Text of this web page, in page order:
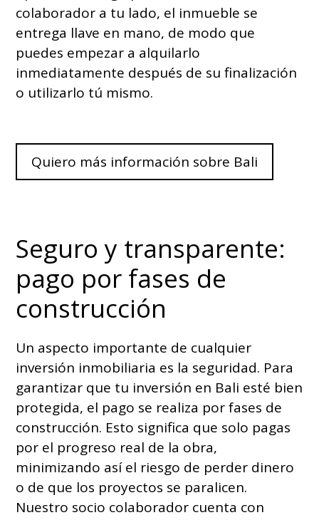
colaborador a tu lado, el inmueble se
entrega llave en mano, de modo que
puedes empezar a alquilarlo
inmediatamente después de su finalización
o utilizarlo tú mismo.
Quiero más información sobre Bali
Seguro y transparente:
pago por fases de
construcción
Un aspecto importante de cualquier
inversión inmobiliaria es la seguridad. Para
garantizar que tu inversión en Bali esté bien
protegida, el pago se realiza por fases de
construcción. Esto significa que solo pagas
por el progreso real de la obra,
minimizando así el riesgo de perder dinero
o de que los proyectos se paralicen.
Nuestro socio colaborador cuenta con